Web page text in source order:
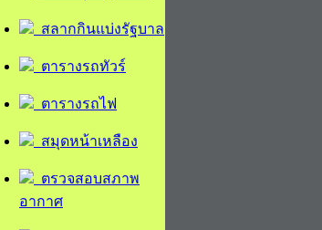
สลากกินแบ่งรัฐบาล
ตารางรถทัวร์
ตารางรถไฟ
สมุดหน้าเหลือง
ตรวจสอบสภาพ
อากาศ